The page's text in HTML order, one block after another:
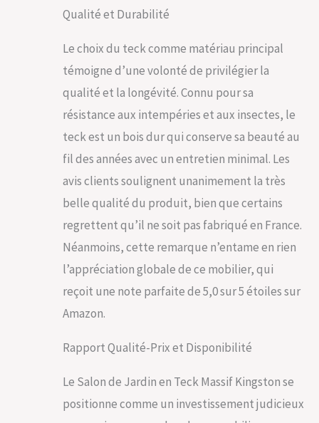
Qualité et Durabilité
Le choix du teck comme matériau principal
témoigne d’une volonté de privilégier la
qualité et la longévité. Connu pour sa
résistance aux intempéries et aux insectes, le
teck est un bois dur qui conserve sa beauté au
fil des années avec un entretien minimal. Les
avis clients soulignent unanimement la très
belle qualité du produit, bien que certains
regrettent qu’il ne soit pas fabriqué en France.
Néanmoins, cette remarque n’entame en rien
l’appréciation globale de ce mobilier, qui
reçoit une note parfaite de 5,0 sur 5 étoiles sur
Amazon.
Rapport Qualité-Prix et Disponibilité
Le Salon de Jardin en Teck Massif Kingston se
positionne comme un investissement judicieux